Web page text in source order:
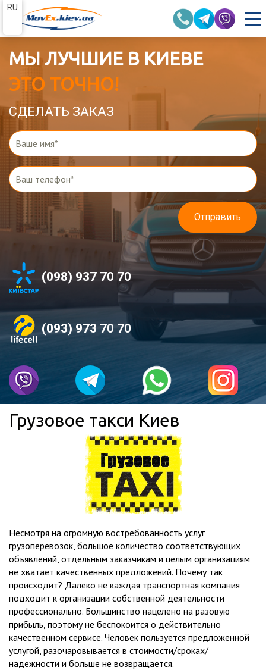
МЫ ЛУЧШИЕ В КИЕВЕ
ЭТО ТОЧНО!
СДЕЛАТЬ ЗАКАЗ
(098) 937 70 70
(093) 973 70 70
Грузовое такси Киев
Несмотря на огромную востребованность услуг
грузоперевозок, большое количество соответствующих
объявлений, отдельным заказчикам и целым организациям
не хватает качественных предложений. Почему так
происходит? Далеко не каждая транспортная компания
подходит к организации собственной деятельности
профессионально. Большинство нацелено на разовую
прибыль, поэтому не беспокоится о действительно
качественном сервисе. Человек пользуется предложенной
услугой, разочаровывается в стоимости/сроках/
надежности и больше не возвращается.
RU